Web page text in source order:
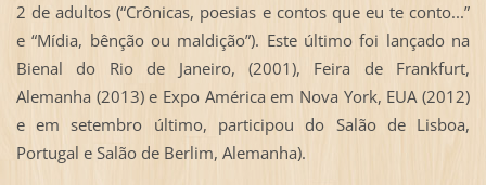
2 de adultos (“Crônicas, poesias e contos que eu te conto...”
e “Mídia, bênção ou maldição”). Este último foi lançado na
Bienal do Rio de Janeiro, (2001), Feira de Frankfurt,
Alemanha (2013) e Expo América em Nova York, EUA (2012)
e em setembro último, participou do Salão de Lisboa,
Portugal e Salão de Berlim, Alemanha).